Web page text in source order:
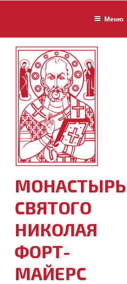
Меню
МОНАСТЫРЬ
СВЯТОГО
НИКОЛАЯ
ФОРТ-
МАЙЕРС